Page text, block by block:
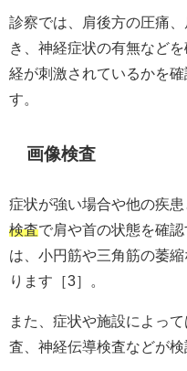
診察では、肩後方の圧痛
き、神経症状の有無など
経が刺激されているかを
す。
画像検査
症状が強い場合や他の疾患
検査で肩や首の状態を確
は、小円筋や三角筋の萎
ります［3］。
また、症状や施設によっ
査、神経伝導検査などが検